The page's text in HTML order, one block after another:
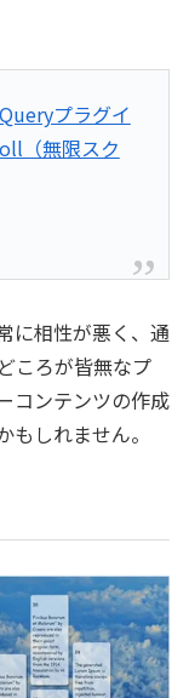
プラグイ
（無限スク
に相性が悪く、通
ころが皆無なプ
コンテンツの作成
しれません。